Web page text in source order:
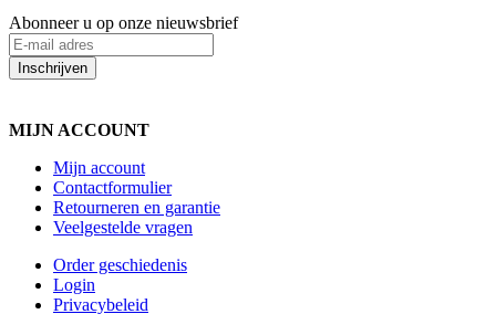
Abonneer u op onze nieuwsbrief
Inschrijven
MIJN ACCOUNT
Mijn account
Contactformulier
Retourneren en garantie
Veelgestelde vragen
Order geschiedenis
Login
Privacybeleid